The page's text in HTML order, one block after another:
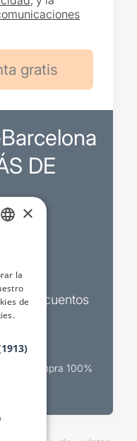
DE
y descuentos
Compra 100%
×
la
de